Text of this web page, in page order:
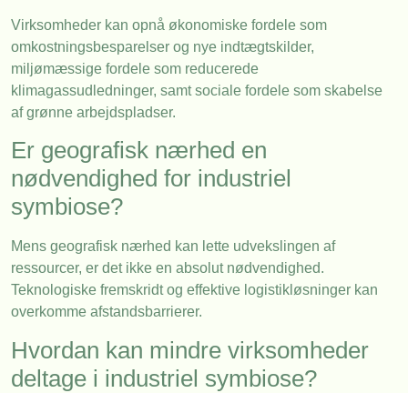
Virksomheder kan opnå økonomiske fordele som
omkostningsbesparelser og nye indtægtskilder,
miljømæssige fordele som reducerede
klimagassudledninger, samt sociale fordele som skabelse
af grønne arbejdspladser.
Er geografisk nærhed en
nødvendighed for industriel
symbiose?
Mens geografisk nærhed kan lette udvekslingen af
ressourcer, er det ikke en absolut nødvendighed.
Teknologiske fremskridt og effektive logistikløsninger kan
overkomme afstandsbarrierer.
Hvordan kan mindre virksomheder
deltage i industriel symbiose?